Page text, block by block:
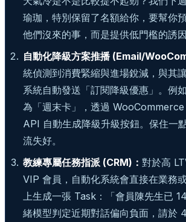
瑜珈，特別保留了名額給你，要幫你
他們沒來的事，而是提供低門檻的誘因
自動化降級方案推播 (Email/
統偵測到消費緊縮與進場銳減，與其
系統自動發送「訂閱降級優惠」。例
為「週末卡」，透過
API 自動生成降級升級按鈕。保住一
流失好。
教練專屬任務指派 (CRM)： 對於高
VIP 會員，自動化系統會直接在業務
上生成一張 Task：「會員陳先生已
緒模型判定近期對話偏向負面，請於